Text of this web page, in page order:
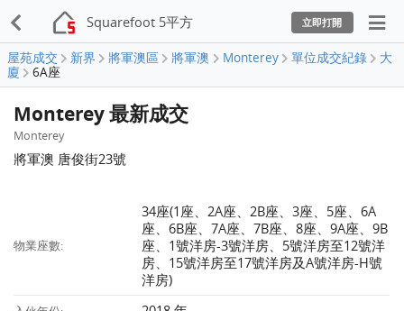
Squarefoot 5平方 立即打開
屋苑成交 新界 將軍澳區 將軍澳 Monterey 單位成交紀錄
大
廈
6A座
Monterey 最新成交
Monterey
將軍澳 唐俊街23號
物業座數:
34座(1座、2A座、2B座、3座、5座、6A
座、6B座、7A座、7B座、8座、9A座、9B
座、1號洋房-3號洋房、5號洋房至12號洋
房、15號洋房至17號洋房及A號洋房-H號
洋房)